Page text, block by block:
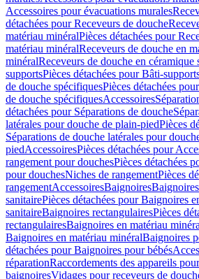
Accessoires pour évacuations murales
détachées pour Receveurs de douche
matériau minéralPièces détachées pour
matériau minéralReceveurs de douche en
minéralReceveurs de douche en céramique
supportsPièces détachées pour Bâti-
de douche spécifiquesPièces détachées
de douche spécifiquesAccessoires
détachées pour Séparations de douche
latérales pour douche de plain-piedPièces
Séparations de douche latérales pour
piedAccessoiresPièces détachées pour
rangement pour douchesPièces détachées
pour douchesNiches de rangementPièces
rangementAccessoiresBaignoires
sanitairePièces détachées pour Baignoires
sanitaireBaignoires rectangulairesPièces
rectangulairesBaignoires en matériau
Baignoires en matériau minéralBaignoires
détachées pour Baignoires pour bébés
réparationRaccordements des appareils
baignoiresVidages pour receveurs de